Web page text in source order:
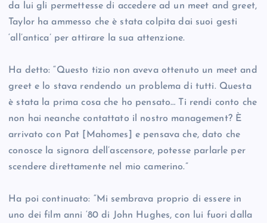
da lui gli permettesse di accedere ad un meet and greet,
Taylor ha ammesso che è stata colpita dai suoi gesti
‘all’antica’ per attirare la sua attenzione.
Ha detto: “Questo tizio non aveva ottenuto un meet and
greet e lo stava rendendo un problema di tutti. Questa
è stata la prima cosa che ho pensato… Ti rendi conto che
non hai neanche contattato il nostro management? È
arrivato con Pat [Mahomes] e pensava che, dato che
conosce la signora dell’ascensore, potesse parlarle per
scendere direttamente nel mio camerino.”
Ha poi continuato: “Mi sembrava proprio di essere in
uno dei film anni ‘80 di John Hughes, con lui fuori dalla